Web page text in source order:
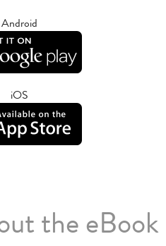
Android
iOS
the eBook